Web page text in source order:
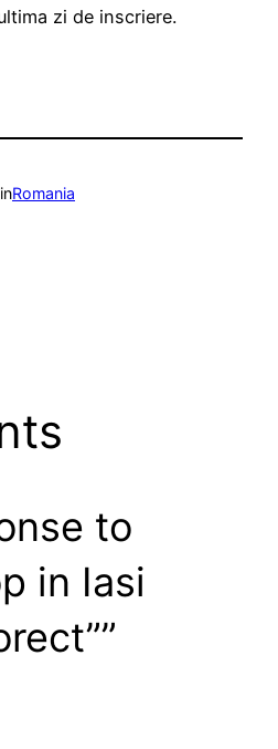
zi de inscriere.
inRomania
to
in Iasi